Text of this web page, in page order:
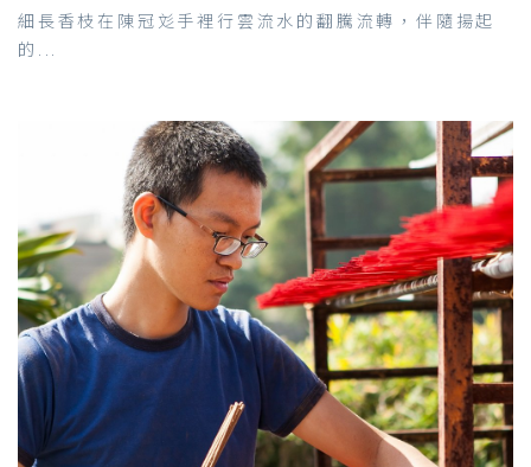
細長香枝在陳冠彣手裡行雲流水的翻騰流轉，伴隨揚起
的...